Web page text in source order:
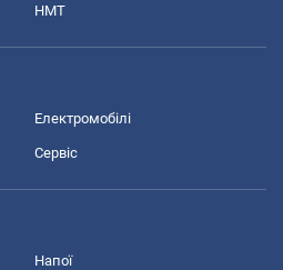
НМТ
Електромобілі
Сервіс
Напої